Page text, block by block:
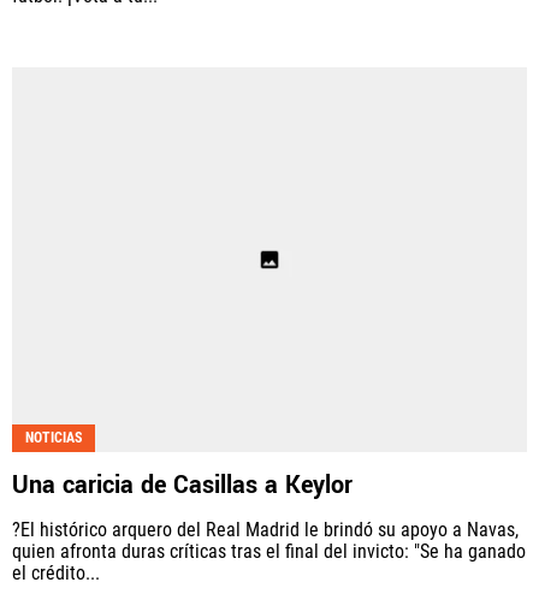
NOTICIAS
Una caricia de Casillas a Keylor
?El histórico arquero del Real Madrid le brindó su apoyo a Navas,
quien afronta duras críticas tras el final del invicto: "Se ha ganado
el crédito...